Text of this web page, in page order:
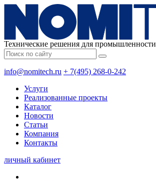
Технические решения для промышленности
info@nomitech.ru + 7(495) 268-0-242
Услуги
Реализованные проекты
Каталог
Новости
Статьи
Компания
Контакты
личный кабинет